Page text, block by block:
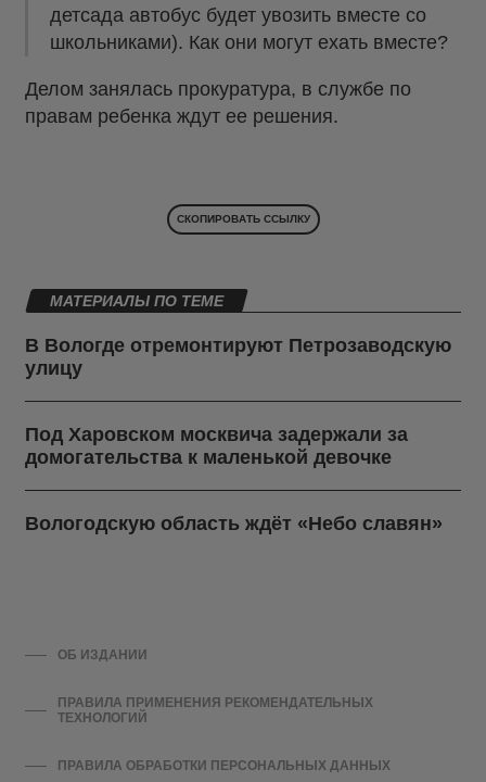
детсада автобус будет увозить вместе со
школьниками). Как они могут ехать вместе?
Делом занялась прокуратура, в службе по
правам ребенка ждут ее решения.
СКОПИРОВАТЬ ССЫЛКУ
МАТЕРИАЛЫ ПО ТЕМЕ
В Вологде отремонтируют Петрозаводскую
улицу
Под Харовском москвича задержали за
домогательства к маленькой девочке
Вологодскую область ждёт «Небо славян»
ОБ ИЗДАНИИ
ПРАВИЛА ПРИМЕНЕНИЯ РЕКОМЕНДАТЕЛЬНЫХ
ТЕХНОЛОГИЙ
ПРАВИЛА ОБРАБОТКИ ПЕРСОНАЛЬНЫХ ДАННЫХ